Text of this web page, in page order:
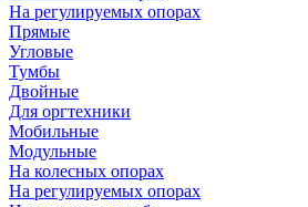
На регулируемых опорах
Прямые
Угловые
Тумбы
Двойные
Для оргтехники
Мобильные
Модульные
На колесных опорах
На регулируемых опорах